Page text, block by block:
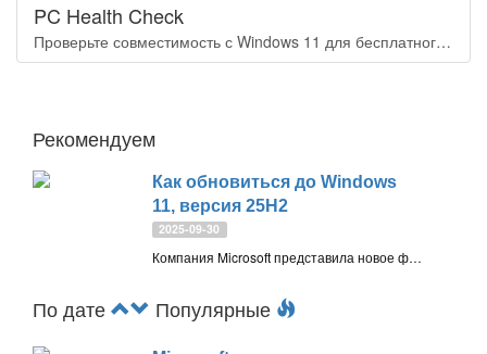
PC Health Check
Проверьте совместимость с Windows 11 для бесплатного обновления
Рекомендуем
Как обновиться до Windows
11, версия 25H2
2025-09-30
Компания Microsoft представила новое функциональное обновление — Windows 11, версия 25H2. Оно уже доступно всем пользователям на совместимых устройствах через Центр обновления Windows. Вы можете установить пакет включения функций KB5054156 или использовать ISO-образы, чтобы сделать чистую установку ОС или выполнить обновление поверх
По дате Популярные